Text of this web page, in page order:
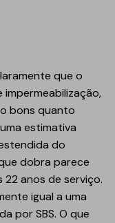
que o
bons quanto
estimativa
do
dobra parece
anos de serviço.
igual a uma
por SBS. O que